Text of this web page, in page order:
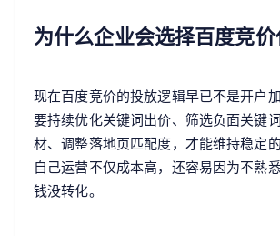
为什么企业会选择百度竞
现在百度竞价的投放逻辑早已不是开户
要持续优化关键词出价、筛选负面关键
材、调整落地页匹配度，才能维持稳定
自己运营不仅成本高，还容易因为不熟
钱没转化。